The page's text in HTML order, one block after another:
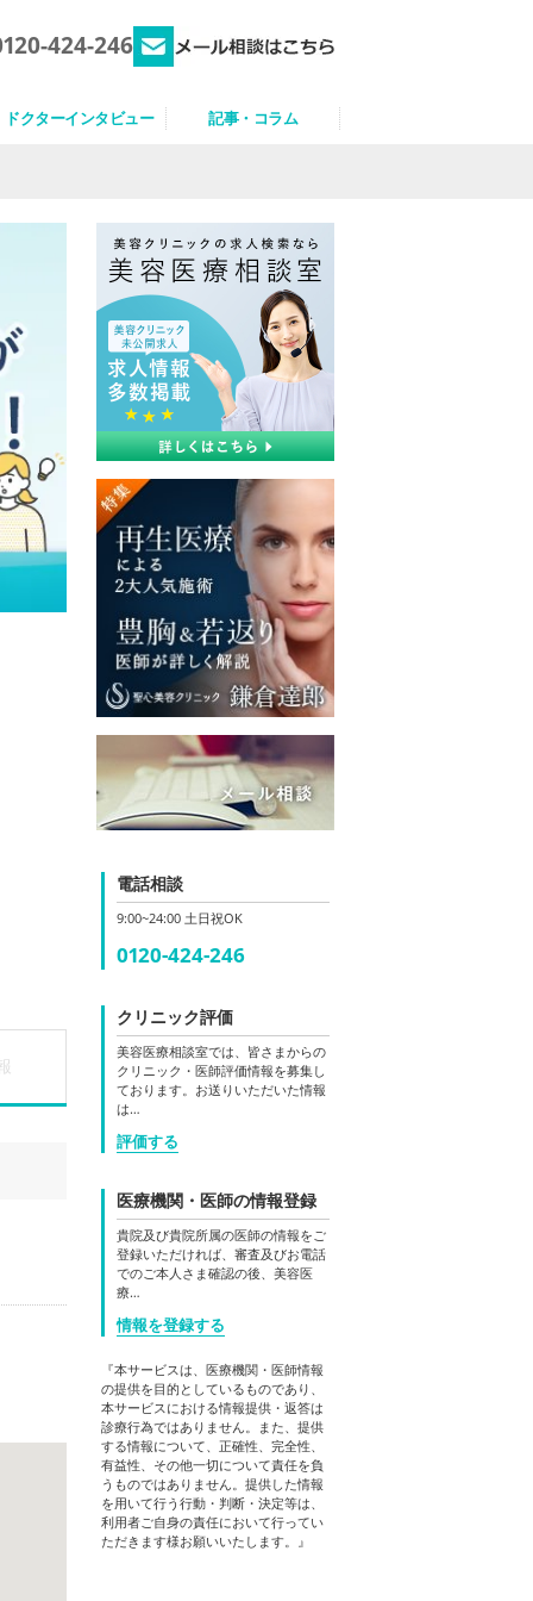
424-246
ドクターインタビュー 記事・コラム
電話相談
9:00~24:00 土日祝OK
0120-424-246
クリニック評価
美容医療相談室では、皆さまからの
クリニック・医師評価情報を募集し
ております。お送りいただいた情報
は…
評価する
医療機関・医師の情報登録
貴院及び貴院所属の医師の情報をご
登録いただければ、審査及びお電話
でのご本人さま確認の後、美容医
療…
情報を登録する
『本サービスは、医療機関・医師情報
の提供を目的としているものであり、
本サービスにおける情報提供・返答は
診療行為ではありません。また、提供
する情報について、正確性、完全性、
有益性、その他一切について責任を負
うものではありません。提供した情報
を用いて行う行動・判断・決定等は、
利用者ご自身の責任において行ってい
ただきます様お願いいたします。』